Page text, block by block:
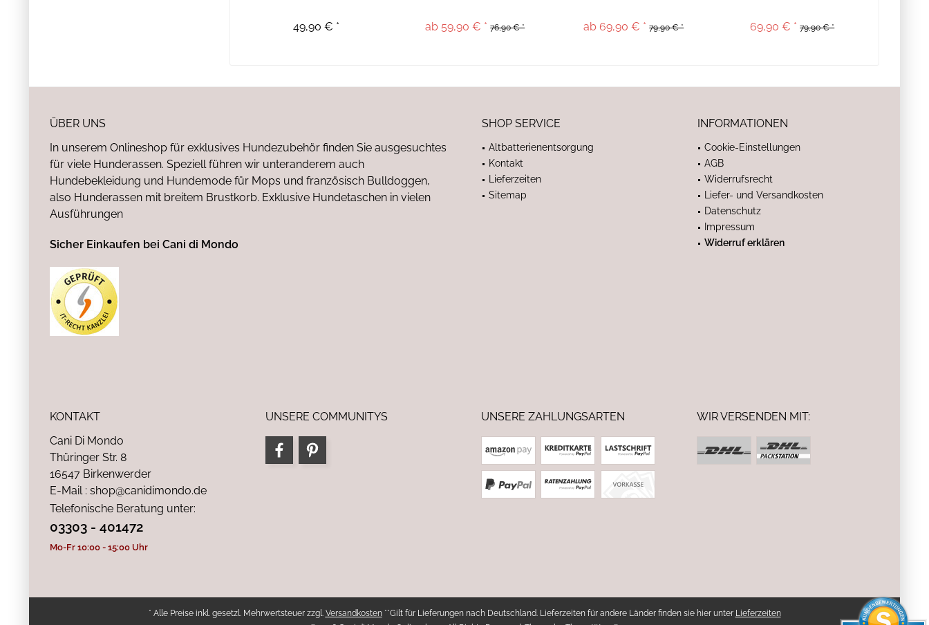
49,90 € * ab 59,90 € * 76,90 € * ab 69,90 € * 79,90 € * 69,90 € * 79,90 € *
ÜBER UNS
In unserem Onlineshop für exklusives Hundezubehör finden Sie ausgesuchtes
für viele Hunderassen. Speziell führen wir unteranderem auch
Hundebekleidung und Hundemode für Mops und französisch Bulldoggen,
also Hunderassen mit breitem Brustkorb. Exklusive Hundetaschen in vielen
Ausführungen
Sicher Einkaufen bei Cani di Mondo
SHOP SERVICE
Altbatterienentsorgung
Kontakt
Lieferzeiten
Sitemap
INFORMATIONEN
Cookie-Einstellungen
AGB
Widerrufsrecht
Liefer- und Versandkosten
Datenschutz
Impressum
Widerruf erklären
KONTAKT
Cani Di Mondo
Thüringer Str. 8
16547 Birkenwerder
E-Mail : shop@canidimondo.de
Telefonische Beratung unter:
03303 - 401472
Mo-Fr 10:00 - 15:00 Uhr
UNSERE COMMUNITYS UNSERE ZAHLUNGSARTEN WIR VERSENDEN MIT:
* Alle Preise inkl. gesetzl. Mehrwertsteuer zzgl. Versandkosten**Gilt für Lieferungen nach Deutschland. Lieferzeiten für andere Länder finden sie hier unter Lieferzeiten